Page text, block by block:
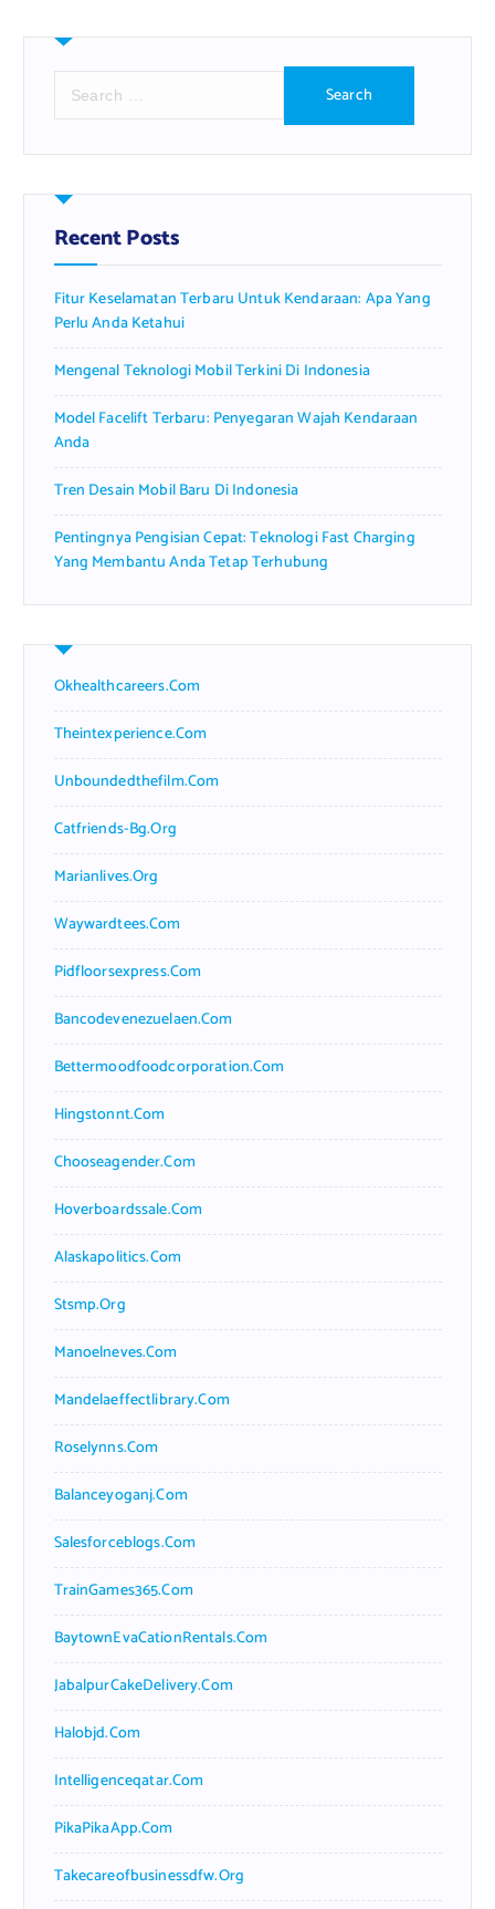
r
h
f
o
:
Recent Posts
Fitur Keselamatan Terbaru Untuk Kendaraan: Apa Yang
Perlu Anda Ketahui
Mengenal Teknologi Mobil Terkini Di Indonesia
Model Facelift Terbaru: Penyegaran Wajah Kendaraan
Anda
Tren Desain Mobil Baru Di Indonesia
Pentingnya Pengisian Cepat: Teknologi Fast Charging
Yang Membantu Anda Tetap Terhubung
Okhealthcareers.com
Theintexperience.com
Unboundedthefilm.com
Catfriends-Bg.org
Marianlives.org
Waywardtees.com
Pidfloorsexpress.com
Bancodevenezuelaen.com
Bettermoodfoodcorporation.com
Hingstonnt.com
Chooseagender.com
Hoverboardssale.com
Alaskapolitics.com
Stsmp.org
Manoelneves.com
Mandelaeffectlibrary.com
Roselynns.com
Balanceyoganj.com
Salesforceblogs.com
TrainGames365.com
BaytownEvaCationRentals.com
JabalpurCakeDelivery.com
Halobjd.com
Intelligenceqatar.com
PikaPikaApp.com
Takecareofbusinessdfw.org